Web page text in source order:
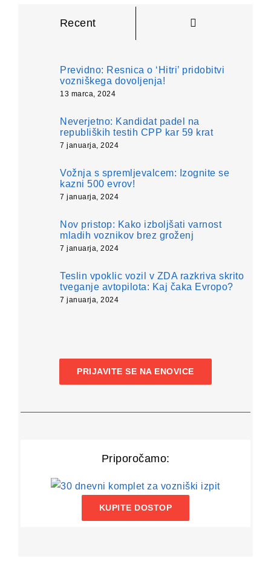
Recent
Previdno: Resnica o ‘Hitri’ pridobitvi
vozniškega dovoljenja!
13 marca, 2024
Neverjetno: Kandidat padel na
republiških testih CPP kar 59 krat
7 januarja, 2024
Vožnja s spremljevalcem: Izognite se
kazni 500 evrov!
7 januarja, 2024
Nov pristop: Kako izboljšati varnost
mladih voznikov brez groženj
7 januarja, 2024
Teslin vpoklic vozil v ZDA razkriva skrito
tveganje avtopilota: Kaj čaka Evropo?
7 januarja, 2024
PRIJAVITE SE NA ENOVICE
Priporočamo:
KUPITE DOSTOP